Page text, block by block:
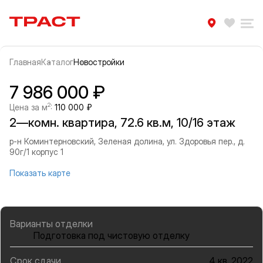
Траст | Служба недвижимости
ГлавнаяКаталогНовостройки
Информация об объекте
Галерея
7 986 000 ₽
Цена за м2: 110 000 ₽
2—комн. квартира, 72.6 кв.м, 10/16 этаж
р-н Коминтерновский, Зеленая долина, ул. Здоровья пер., д.
90г/1 корпус 1
Показать карте
Варианты отделки
Подготовка под чистовую отделку
Срок сдачи 4 кв. 2022